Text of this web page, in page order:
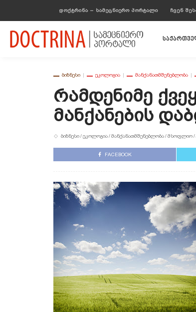
ᲓᲝᲥᲢᲠᲘᲜᲐ – ᲡᲐᲛᲔᲪᲜᲘᲔᲠᲝ ᲞᲝᲠᲢᲐᲚᲘ ᲩᲕᲔᲜ
ᲑᲘᲖᲜᲔᲡᲘ ᲔᲙᲝᲚᲝᲒᲘᲐ ᲛᲐᲜᲥᲐᲜᲐᲗᲛᲨᲔᲜᲔᲑᲚᲝᲑᲐ
Რამდენიმე
Მანქანების
ᲑᲘᲖᲜᲔᲡᲘ ᲔᲙᲝᲚᲝᲒᲘᲐ ᲛᲐᲜᲥᲐᲜᲐᲗᲛᲨᲔᲜᲔᲑᲚᲝᲑᲐ ᲛᲡᲝᲤᲚᲘᲝ
FACEBOOK